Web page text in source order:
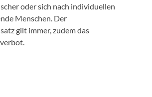
oder sich nach individuellen
Menschen. Der
gilt immer, zudem das